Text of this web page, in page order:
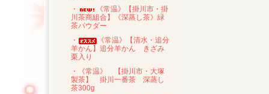
・
《常温》【掛川市・掛
川茶商組合】《深蒸し茶》緑
茶パウダー
・
《常温》【清水・追分
羊かん】追分羊かん きざみ
栗入り
・《常温》 【掛川市・大塚
製茶】 掛川一番茶 深蒸し
茶300g